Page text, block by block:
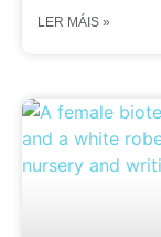
LER MÁIS »